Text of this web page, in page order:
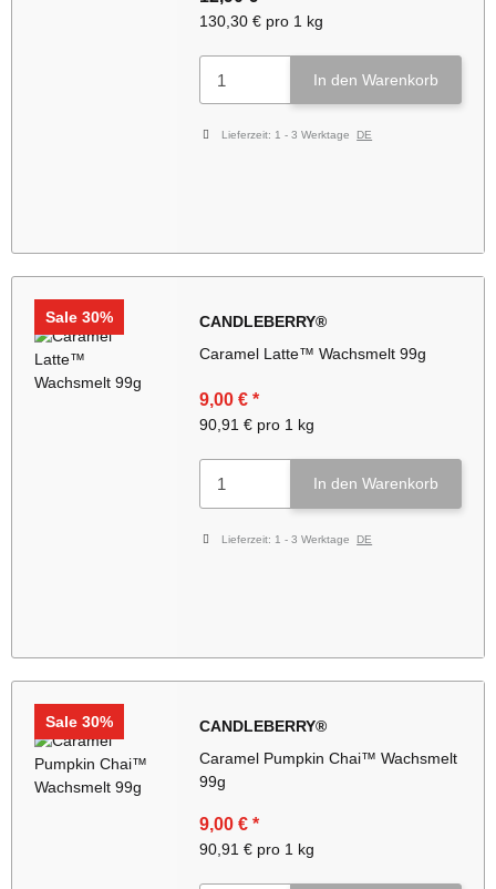
130,30 € pro 1 kg
In den Warenkorb
Lieferzeit: 1 - 3 Werktage DE
Sale 30%
CANDLEBERRY®
Caramel Latte™ Wachsmelt 99g
9,00 € *
90,91 € pro 1 kg
In den Warenkorb
Lieferzeit: 1 - 3 Werktage DE
Sale 30%
CANDLEBERRY®
Caramel Pumpkin Chai™ Wachsmelt
99g
9,00 € *
90,91 € pro 1 kg